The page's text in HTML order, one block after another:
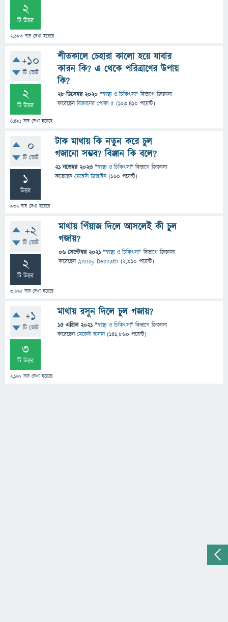
2
টি উত্তর
2,383 বার দেখা হয়েছে
+10
টি ভোট
2
টি উত্তর
4,491 বার দেখা হয়েছে
শীতকালে চেহারা কালো হয়ে যাবার
কারন কি? এ থেকে পরিত্রাণের উপায়
কি?
28 ডিসেম্বর 2020 "স্বাস্থ্য ও চিকিৎসা" বিভাগে জিজ্ঞাসা
করেছেনবিজ্ঞানের পোকা ৫ (123,410 পয়েন্ট)
0
টি ভোট
1
উত্তর
932বার দেখা হয়েছে
টাক মাথায় কি নতুন করে চুল
গজানো সম্ভব? বিঞ্জান কি বলে?
21 নভেম্বর 2023 "স্বাস্থ্য ও চিকিৎসা" বিভাগে জিজ্ঞাসা
করেছেনমেহেদী ডিজাইন (160 পয়েন্ট)
+2
টি ভোট
2
টি উত্তর
3,475 বার দেখা হয়েছে
মাথায় পিঁয়াজ দিলে আসলেই কী চুল
গজায়?
06 সেপ্টেম্বর 2021 "স্বাস্থ্য ও চিকিৎসা" বিভাগে জিজ্ঞাসা
করেছেনAnnoy Debnath (2,910 পয়েন্ট)
+1
টি ভোট
3
টি উত্তর
2,120 বার দেখা হয়েছে
মাথায় রসুন দিলে চুল গজায়?
15 এপ্রিল 2021 "স্বাস্থ্য ও চিকিৎসা" বিভাগে জিজ্ঞাসা
করেছেনমেহেদী হাসান (141,860 পয়েন্ট)